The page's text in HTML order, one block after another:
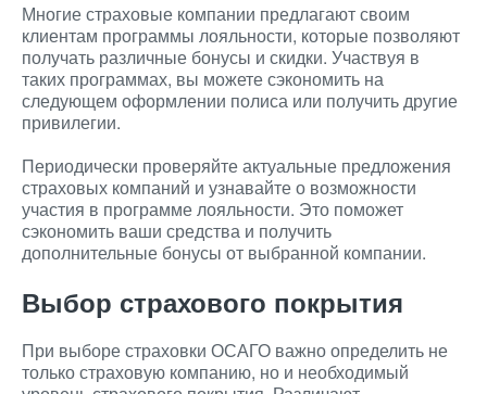
Многие страховые компании предлагают своим
клиентам программы лояльности, которые позволяют
получать различные бонусы и скидки. Участвуя в
таких программах, вы можете сэкономить на
следующем оформлении полиса или получить другие
привилегии.
Периодически проверяйте актуальные предложения
страховых компаний и узнавайте о возможности
участия в программе лояльности. Это поможет
сэкономить ваши средства и получить
дополнительные бонусы от выбранной компании.
Выбор страхового покрытия
При выборе страховки ОСАГО важно определить не
только страховую компанию, но и необходимый